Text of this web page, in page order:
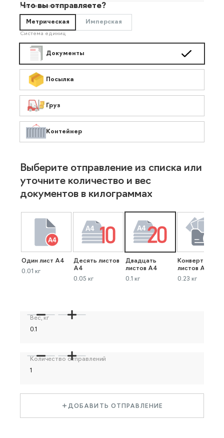
Необязательно
Что вы отправляете?
Метрическая Имперская
Система единиц
Документы
Посылка
Груз
Контейнер
Выберите отправление из списка или
уточните количество и вес
документов в килограммах
Один лист А4
0.01 кг
Десять листов
А4
0.05 кг
Двадцать
листов А4
0.1 кг
Конверт до 40
листов А4
0.23 кг
Вес, кг
Количество отправлений
ДОБАВИТЬ ОТПРАВЛЕНИЕ